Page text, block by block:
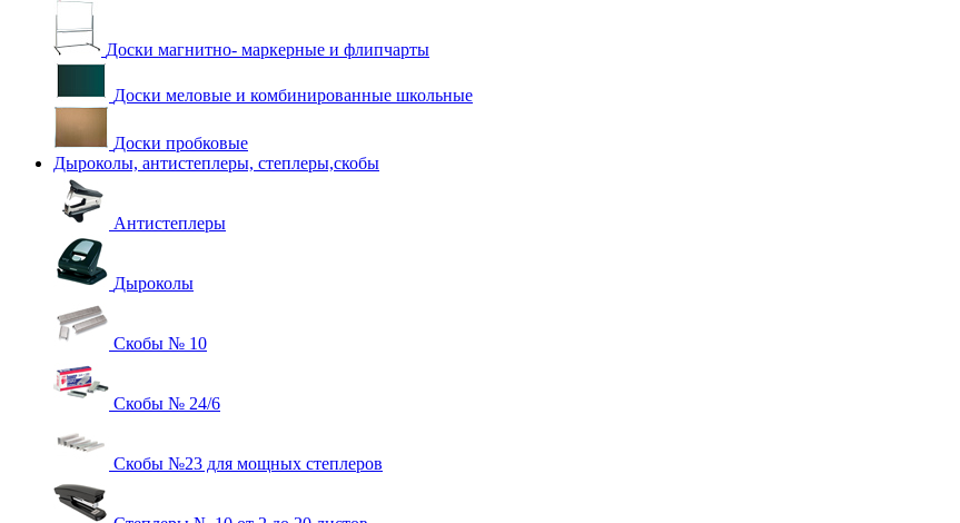
Доски магнитно- маркерные и флипчарты
Доски меловые и комбинированные школьные
Доски пробковые
Дыроколы, антистеплеры, степлеры,скобы
Антистеплеры
Дыроколы
Скобы № 10
Скобы № 24/6
Скобы №23 для мощных степлеров